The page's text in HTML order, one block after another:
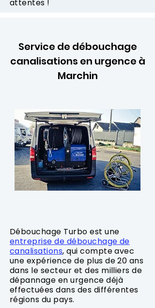
attentes !
Service de débouchage
canalisations en urgence à
Marchin
Débouchage Turbo est une
entreprise de débouchage de
canalisations, qui compte avec
une expérience de plus de 20 ans
dans le secteur et des milliers de
dépannage en urgence déjà
effectuées dans des différentes
régions du pays.